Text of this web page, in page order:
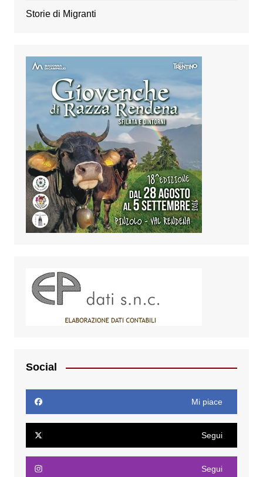
Storie di Migranti
Social
Mi piace
Segui
Segui